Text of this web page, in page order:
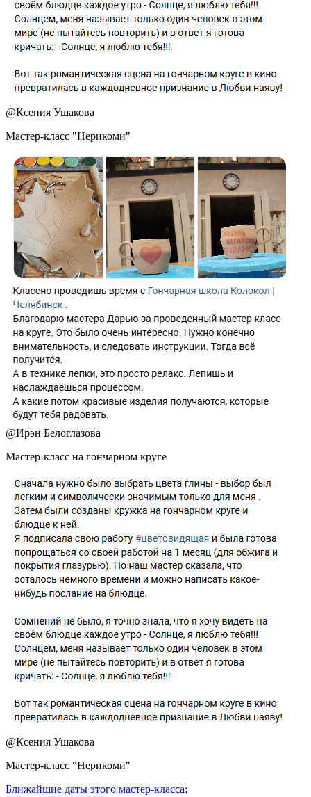
@Ксения Ушакова
Мастер-класс "Нерикоми"
@Ирэн Белоглазова
Мастер-класс на гончарном круге
@Ксения Ушакова
Мастер-класс "Нерикоми"
Ближайшие даты этого мастер‑класса: